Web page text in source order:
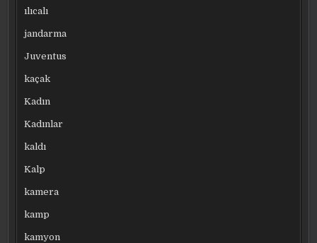
ılıcalı
jandarma
Juventus
kaçak
Kadın
Kadınlar
kaldı
Kalp
kamera
kamp
kamyon